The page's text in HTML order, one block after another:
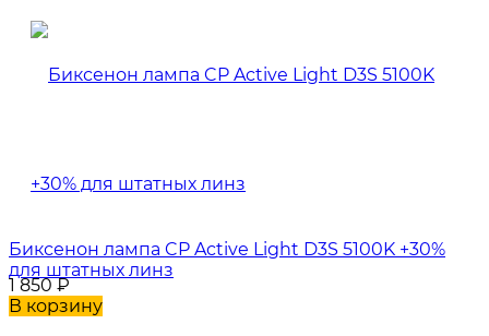
Биксенон лампа CP Active Light D3S 5100K +30%
для штатных линз
1 850₽
В корзину